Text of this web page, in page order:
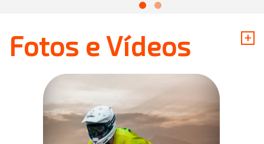
Fotos e Vídeos +